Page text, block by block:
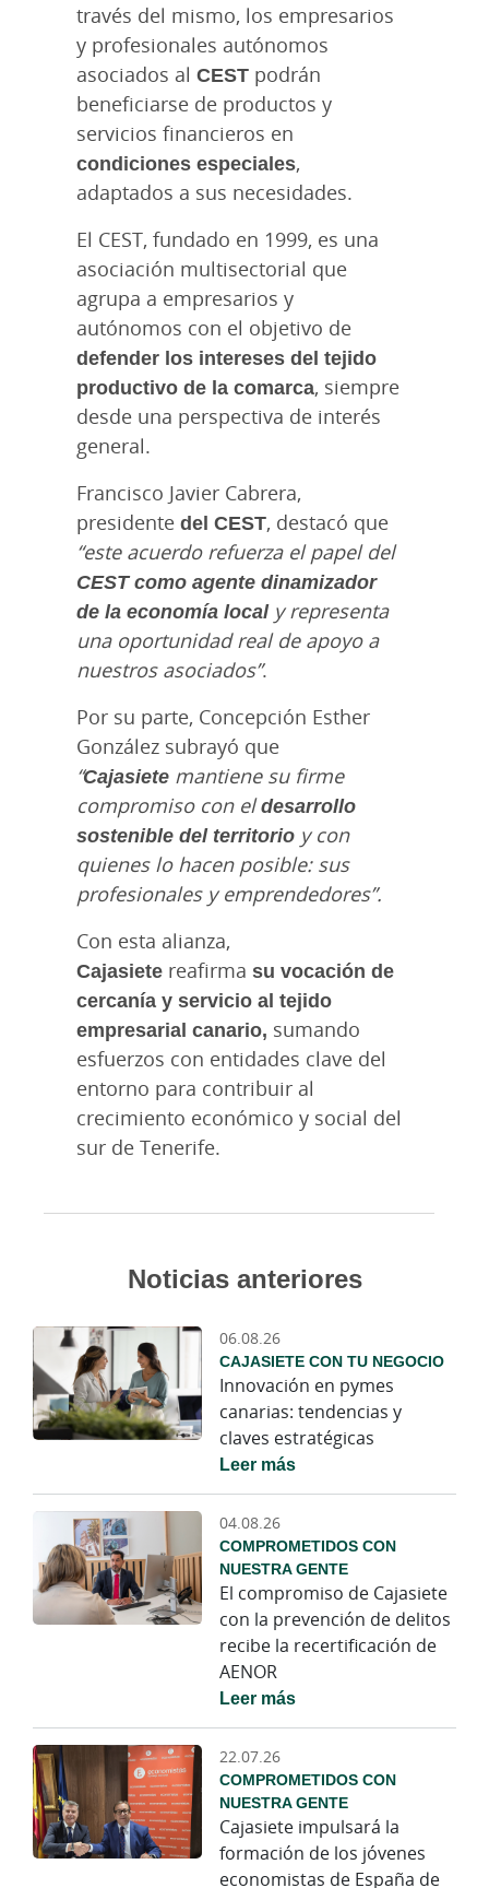
través del mismo, los empresarios
y profesionales autónomos
asociados al CEST podrán
beneficiarse de productos y
servicios financieros en
condiciones especiales,
adaptados a sus necesidades.
El CEST, fundado en 1999, es una
asociación multisectorial que
agrupa a empresarios y
autónomos con el objetivo de
defender los intereses del tejido
productivo de la comarca, siempre
desde una perspectiva de interés
general.
Francisco Javier Cabrera,
presidente del CEST, destacó que
“este acuerdo refuerza el papel del
CEST como agente dinamizador
de la economía local y representa
una oportunidad real de apoyo a
nuestros asociados”.
Por su parte, Concepción Esther
González subrayó que
“Cajasiete mantiene su firme
compromiso con eldesarrollo
sostenible del territorio y con
quienes lo hacen posible: sus
profesionales y emprendedores”.
Con esta alianza,
Cajasiete reafirma su vocación de
cercanía y servicio al tejido
empresarial canario, sumando
esfuerzos con entidades clave del
entorno para contribuir al
crecimiento económico y social del
sur de Tenerife.
Noticias anteriores
06.08.26
CAJASIETE CON TU NEGOCIO
Innovación en pymes
canarias: tendencias y
claves estratégicas
Leer más
04.08.26
COMPROMETIDOS CON
NUESTRA GENTE
El compromiso de Cajasiete
con la prevención de delitos
recibe la recertificación de
AENOR
Leer más
22.07.26
COMPROMETIDOS CON
NUESTRA GENTE
Cajasiete impulsará la
formación de los jóvenes
economistas de España de